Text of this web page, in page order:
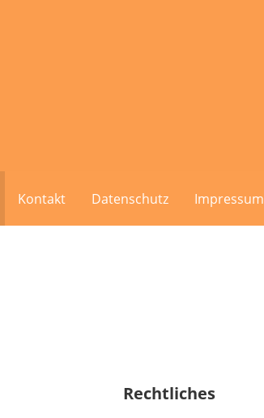
Kontakt Datenschutz Impressum
Rechtliches